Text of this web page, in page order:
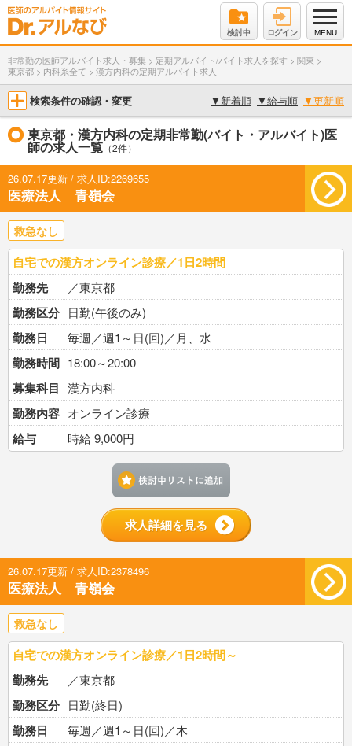
検討中 ログイン MENU
非常勤の医師アルバイト求人・募集 > 定期アルバイト/バイト求人を探す > 関東 >
東京都 > 内科系全て > 漢方内科の定期アルバイト求人
検索条件の確認・変更 ▼ 新着順 ▼給与順 ▼更新順
東京都・漢方内科の定期非常勤(バイト・アルバイト)医
師の求人一覧 （2件）
26.07.17更新 / 求人ID:2269655
医療法人 青嶺会
救急なし
自宅での漢方オンライン診療／1日2時間
勤務先
／東京都
勤務区分 日勤(午後のみ)
勤務日 毎週／週1～日(回)／月、水
勤務時間 18:00～20:00
募集科目 漢方内科
勤務内容 オンライン診療
給与 時給 9,000円
求人詳細を見る
26.07.17更新 / 求人ID:2378496
医療法人 青嶺会
救急なし
自宅での漢方オンライン診療／1日2時間～
勤務先
／東京都
勤務区分 日勤(終日)
勤務日 毎週／週1～日(回)／木